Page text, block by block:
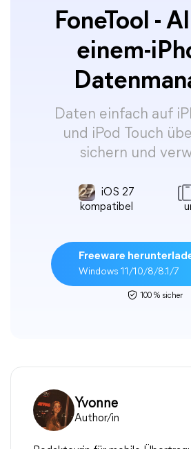
FoneTool -
einem-
Daten einfach auf
und iPod Touch
sichern und
iOS 27
kompatibel
Freeware
Windows 11/10/8/8.1/7
100 % sicher
Yvonne
Author/in